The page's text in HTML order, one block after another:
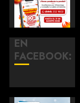
EN
FACEBOOK: